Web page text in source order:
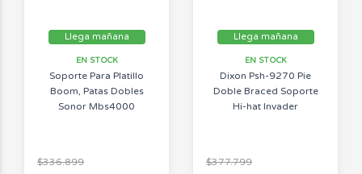
Llega mañana
EN STOCK
Soporte Para Platillo
Boom, Patas Dobles
Sonor Mbs4000
$336.899
Llega mañana
EN STOCK
Dixon Psh-9270 Pie
Doble Braced Soporte
Hi-hat Invader
$377.799